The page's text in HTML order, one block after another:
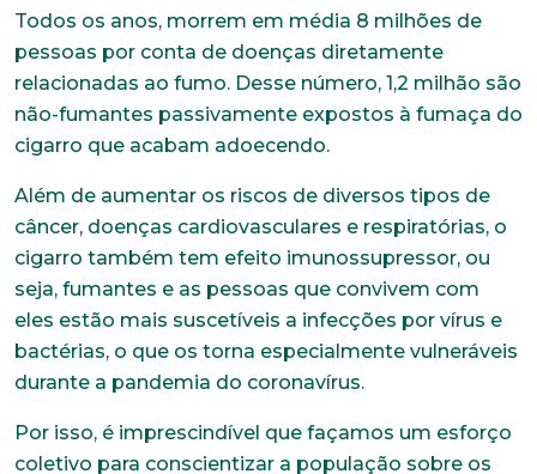
Todos os anos, morrem em média 8 milhões de
pessoas por conta de doenças diretamente
relacionadas ao fumo. Desse número, 1,2 milhão são
não-fumantes passivamente expostos à fumaça do
cigarro que acabam adoecendo.
Além de aumentar os riscos de diversos tipos de
câncer, doenças cardiovasculares e respiratórias, o
cigarro também tem efeito imunossupressor, ou
seja, fumantes e as pessoas que convivem com
eles estão mais suscetíveis a infecções por vírus e
bactérias, o que os torna especialmente vulneráveis
durante a pandemia do coronavírus.
Por isso, é imprescindível que façamos um esforço
coletivo para conscientizar a população sobre os